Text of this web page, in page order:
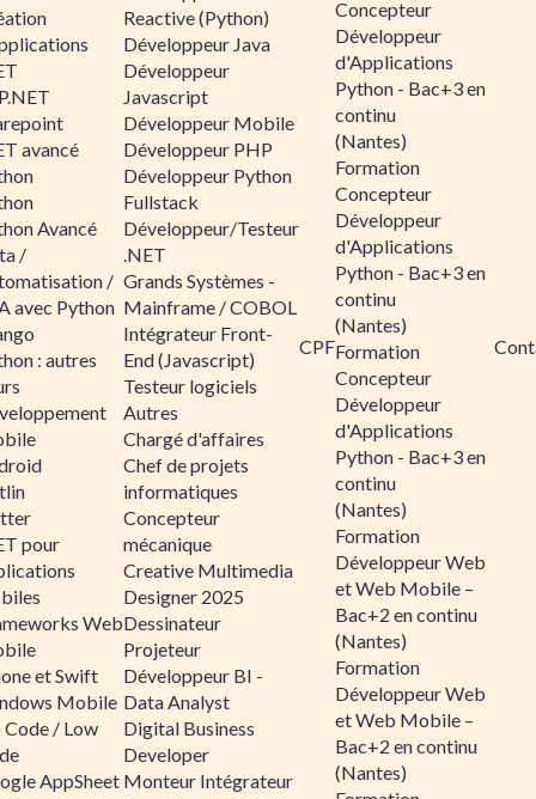
avancé
Avancé
/
/
avec Python
: autres
pour
Web
et Swift
Mobile
/ Low
AppSheet
Reactive (Python)
Développeur Java
Développeur
Javascript
Développeur Mobile
Développeur PHP
Développeur Python
Fullstack
Développeur/Testeur
.NET
Grands Systèmes -
Mainframe / COBOL
Intégrateur Front-
End (Javascript)
Testeur logiciels
Autres
Chargé d'affaires
Chef de projets
informatiques
Concepteur
mécanique
Creative Multimedia
Designer 2025
Dessinateur
Projeteur
Développeur BI -
Data Analyst
Digital Business
Developer
Monteur Intégrateur
CPF
Concepteur
Développeur
d'Applications
Python - Bac+3 en
continu
(Nantes)
Formation
Concepteur
Développeur
d'Applications
Python - Bac+3 en
continu
(Nantes)
Formation
Concepteur
Développeur
d'Applications
Python - Bac+3 en
continu
(Nantes)
Formation
Développeur Web
et Web Mobile –
Bac+2 en continu
(Nantes)
Formation
Développeur Web
et Web Mobile –
Bac+2 en continu
(Nantes)